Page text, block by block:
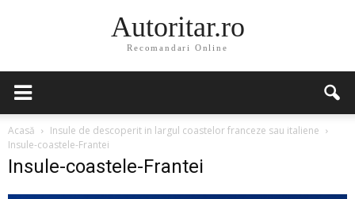
Autoritar.ro
Recomandari Online
Acasă
Insule de descoperit in largul coastelor franceze sau italiene
Insule-coastele-Frantei
Insule-coastele-Frantei